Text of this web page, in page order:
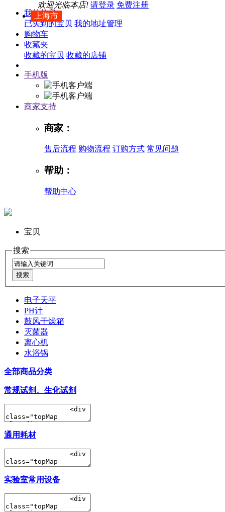
上海市
欢迎光临本店! 请登录 免费注册
我的信息
已买到的宝贝 我的地址管理
购物车
收藏夹
收藏的宝贝 收藏的店铺
手机版
商家支持
商家：
售后流程 购物流程 订购方式 常见问题
帮助：
帮助中心
宝贝
搜索
电子天平
PH计
鼓风干燥箱
灭菌器
离心机
水浴锅
全部商品分类
常规试剂、生化试剂
通用耗材
实验室常用设备